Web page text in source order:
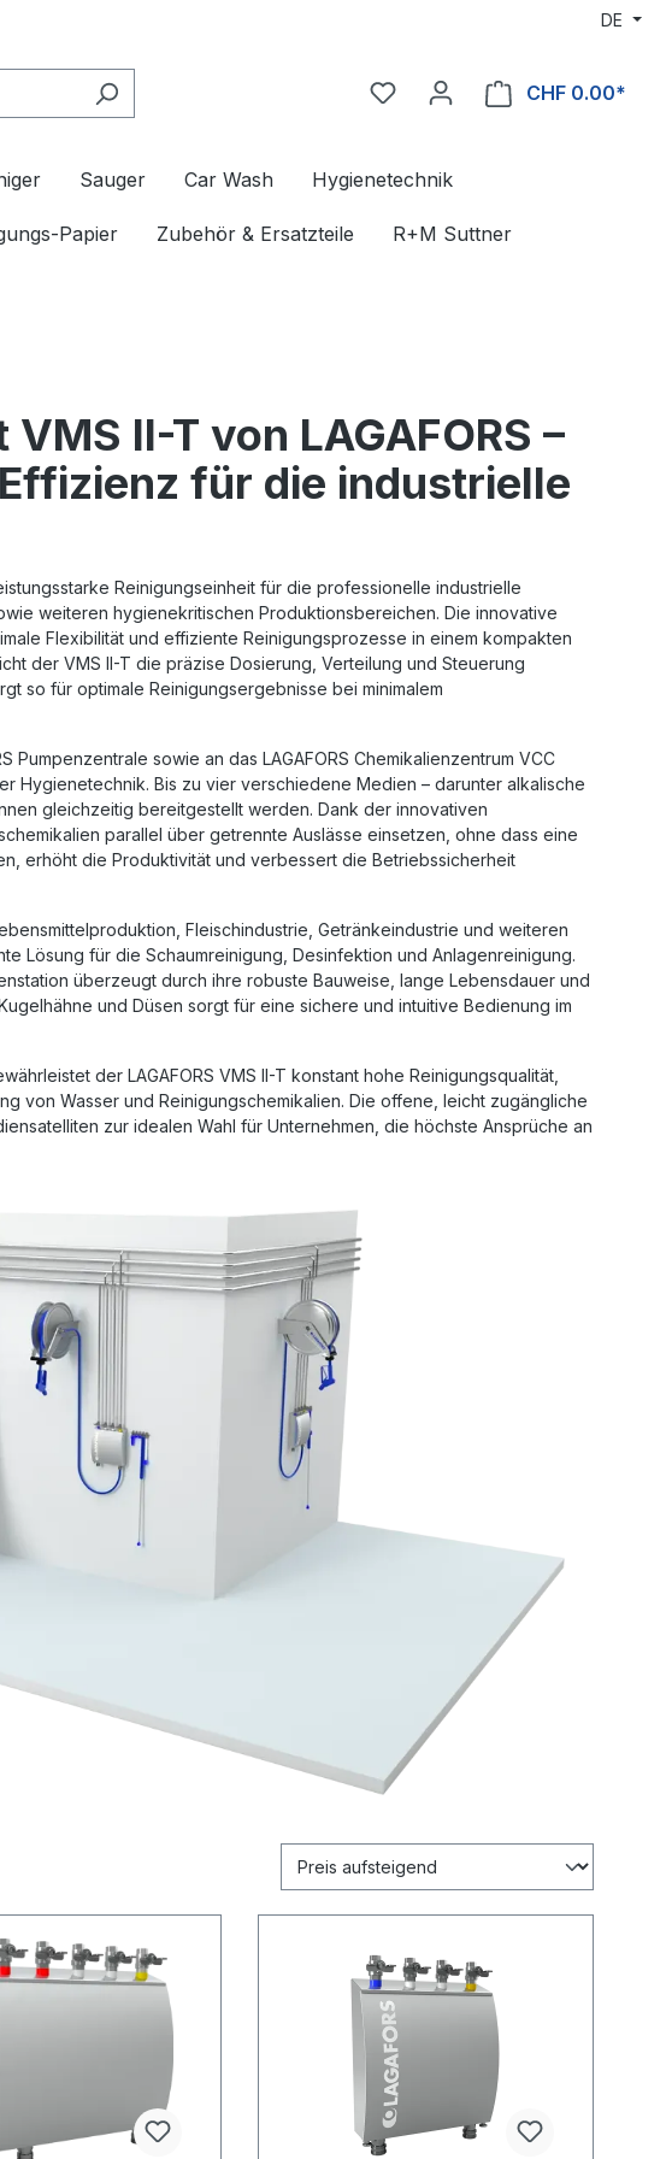
DE
CHF 0.00*
Sauger Car Wash Hygienetechnik
Papier Zubehör & Ersatzteile R+M Suttner
II-T von LAGAFORS –
für die industrielle
Reinigungseinheit für die professionelle industrielle
weiteren hygienekritischen Produktionsbereichen. Die innovative
Flexibilität und effiziente Reinigungsprozesse in einem kompakten
der VMS II-T die präzise Dosierung, Verteilung und Steuerung
so für optimale Reinigungsergebnisse bei minimalem
Pumpenzentrale sowie an das LAGAFORS Chemikalienzentrum VCC
Hygienetechnik. Bis zu vier verschiedene Medien – darunter alkalische
gleichzeitig bereitgestellt werden. Dank der innovativen
parallel über getrennte Auslässe einsetzen, ohne dass eine
erhöht die Produktivität und verbessert die Betriebssicherheit
Fleischindustrie , Getränkeindustrie und weiteren
Lösung für die Schaumreinigung Desinfektion und Anlagenreinigung.
überzeugt durch ihre robuste Bauweise, lange Lebensdauer und
und Düsen sorgt für eine sichere und intuitive Bedienung im
der LAGAFORS VMS II-T konstant hohe Reinigungsqualität,
von Wasser und Reinigungschemikalien. Die offene, leicht zugängliche
zur idealen Wahl für Unternehmen, die höchste Ansprüche an